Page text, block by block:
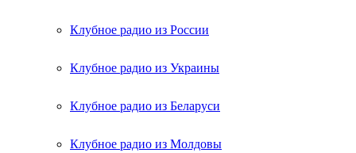
Клубное радио из России
Клубное радио из Украины
Клубное радио из Беларуси
Клубное радио из Молдовы